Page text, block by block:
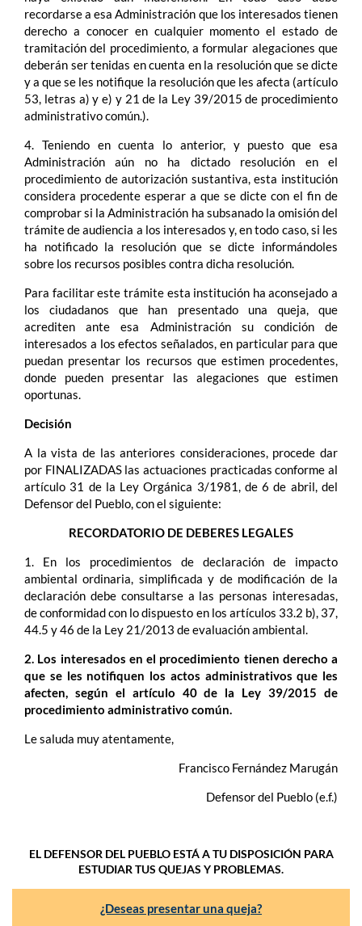
recordarse a esa Administración que los interesados tienen
derecho a conocer en cualquier momento el estado de
tramitación del procedimiento, a formular alegaciones que
deberán ser tenidas en cuenta en la resolución que se dicte
y a que se les notifique la resolución que les afecta (artículo
53, letras a) y e) y 21 de la Ley 39/2015 de procedimiento
administrativo común.).
4. Teniendo en cuenta lo anterior, y puesto que esa
Administración aún no ha dictado resolución en el
procedimiento de autorización sustantiva, esta institución
considera procedente esperar a que se dicte con el fin de
comprobar si la Administración ha subsanado la omisión del
trámite de audiencia a los interesados y, en todo caso, si les
ha notificado la resolución que se dicte informándoles
sobre los recursos posibles contra dicha resolución.
Para facilitar este trámite esta institución ha aconsejado a
los ciudadanos que han presentado una queja, que
acrediten ante esa Administración su condición de
interesados a los efectos señalados, en particular para que
puedan presentar los recursos que estimen procedentes,
donde pueden presentar las alegaciones que estimen
oportunas.
Decisión
A la vista de las anteriores consideraciones, procede dar
por FINALIZADAS las actuaciones practicadas conforme al
artículo 31 de la Ley Orgánica 3/1981, de 6 de abril, del
Defensor del Pueblo, con el siguiente:
RECORDATORIO DE DEBERES LEGALES
1. En los procedimientos de declaración de impacto
ambiental ordinaria, simplificada y de modificación de la
declaración debe consultarse a las personas interesadas,
de conformidad con lo dispuesto en los artículos 33.2 b), 37,
44.5 y 46 de la Ley 21/2013 de evaluación ambiental.
2. Los interesados en el procedimiento tienen derecho a
que se les notifiquen los actos administrativos que les
afecten, según el artículo 40 de la Ley 39/2015 de
procedimiento administrativo común.
Le saluda muy atentamente,
Francisco Fernández Marugán
Defensor del Pueblo (e.f.)
EL DEFENSOR DEL PUEBLO ESTÁ A TU DISPOSICIÓN PARA
ESTUDIAR TUS QUEJAS Y PROBLEMAS.
¿Deseas presentar una queja?